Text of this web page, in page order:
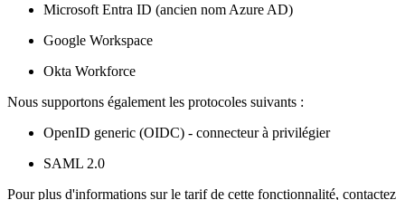
Microsoft Entra ID (ancien nom Azure AD)
Google Workspace
Okta Workforce
Nous supportons également les protocoles suivants :
OpenID generic (OIDC) - connecteur à privilégier
SAML 2.0
Pour plus d'informations sur le tarif de cette fonctionnalité, contactez